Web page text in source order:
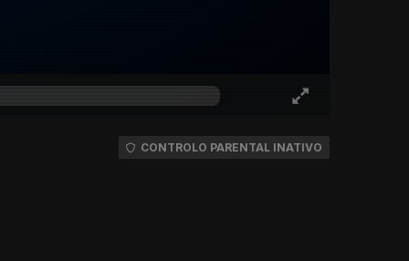
CONTROLO PARENTAL INATIVO